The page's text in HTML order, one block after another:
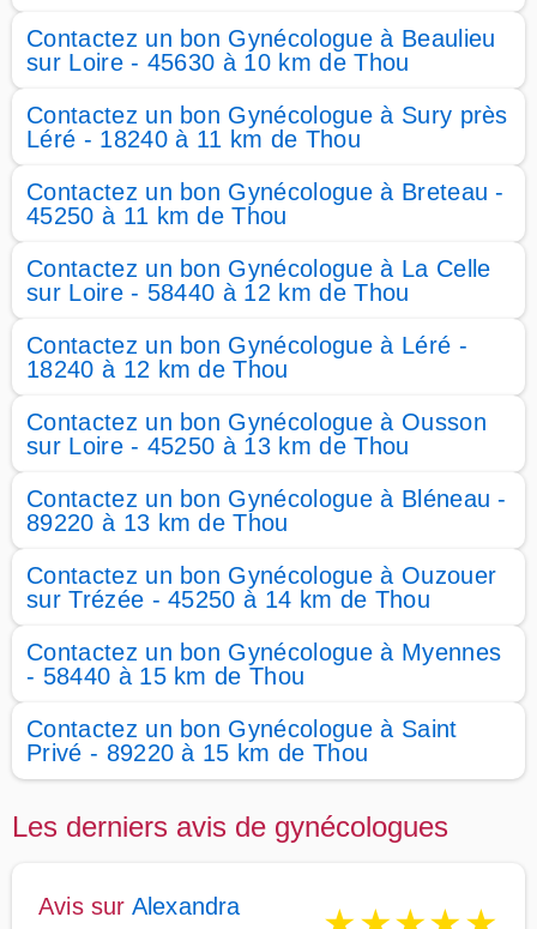
Contactez un bon Gynécologue à Beaulieu
sur Loire - 45630 à 10 km de Thou
Contactez un bon Gynécologue à Sury près
Léré - 18240 à 11 km de Thou
Contactez un bon Gynécologue à Breteau -
45250 à 11 km de Thou
Contactez un bon Gynécologue à La Celle
sur Loire - 58440 à 12 km de Thou
Contactez un bon Gynécologue à Léré -
18240 à 12 km de Thou
Contactez un bon Gynécologue à Ousson
sur Loire - 45250 à 13 km de Thou
Contactez un bon Gynécologue à Bléneau -
89220 à 13 km de Thou
Contactez un bon Gynécologue à Ouzouer
sur Trézée - 45250 à 14 km de Thou
Contactez un bon Gynécologue à Myennes
- 58440 à 15 km de Thou
Contactez un bon Gynécologue à Saint
Privé - 89220 à 15 km de Thou
Les derniers avis de gynécologues
Avis sur Alexandra